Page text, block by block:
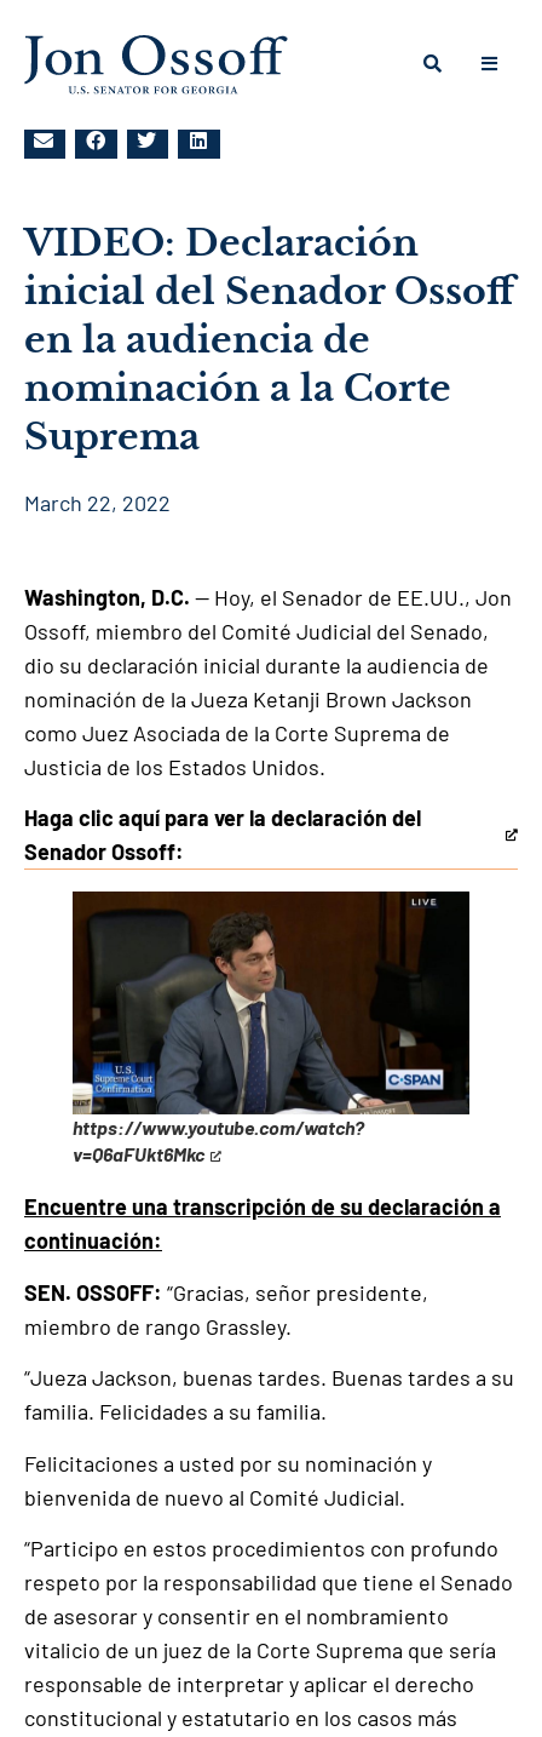
VIDEO: Declaración
inicial del Senador Ossoff
en la audiencia de
nominación a la Corte
Suprema
March 22, 2022
Washington, D.C. — Hoy, el Senador de EE.UU., Jon
Ossoff, miembro del Comité Judicial del Senado,
dio su declaración inicial durante la audiencia de
nominación de la Jueza Ketanji Brown Jackson
como Juez Asociada de la Corte Suprema de
Justicia de los Estados Unidos.
Haga clic aquí para ver la declaración del
Senador Ossoff:
This
https://www.youtube.com/watch?
v=Q6aFUkt6MkcThis
an
Encuentre una transcripción de su declaración a
continuación:
SEN. OSSOFF: “Gracias, señor presidente,
miembro de rango Grassley.
“Jueza Jackson, buenas tardes. Buenas tardes a su
familia. Felicidades a su familia.
Felicitaciones a usted por su nominación y
bienvenida de nuevo al Comité Judicial.
“Participo en estos procedimientos con profundo
respeto por la responsabilidad que tiene el Senado
de asesorar y consentir en el nombramiento
vitalicio de un juez de la Corte Suprema que sería
responsable de interpretar y aplicar el derecho
constitucional y estatutario en los casos más